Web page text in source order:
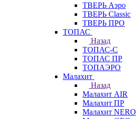
ТВЕРЬ Аэро
ТВЕРЬ Classic
ТВЕРЬ ПРО
ТОПАС
Назад
ТОПАС-С
ТОПАС ПР
ТОПАЭРО
Малахит
Назад
Малахит AIR
Малахит ПР
Малахит NERO